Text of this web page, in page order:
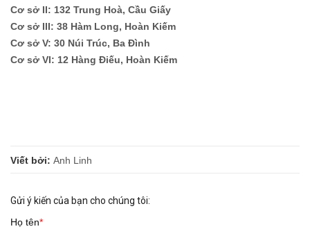
Cơ sở II: 132 Trung Hoà, Cầu Giấy
Cơ sở III: 38 Hàm Long, Hoàn Kiếm
Cơ sở V: 30 Núi Trúc, Ba Đình
Cơ sở VI: 12 Hàng Điếu, Hoàn Kiếm
Viết bởi: Anh Linh
Gửi ý kiến của bạn cho chúng tôi:
Họ tên